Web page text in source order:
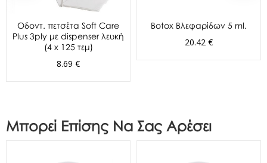
Oδοντ. πετσέτα Soft Care
Plus 3ply με dispenser λευκή
(4 x 125 τεμ)
8.69 €
Botox Βλεφαρίδων 5 ml.
20.42 €
Μπορεί Επίσης Να Σας Αρέσει